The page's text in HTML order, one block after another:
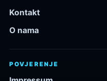
Kontakt
O nama
POVJERENJE